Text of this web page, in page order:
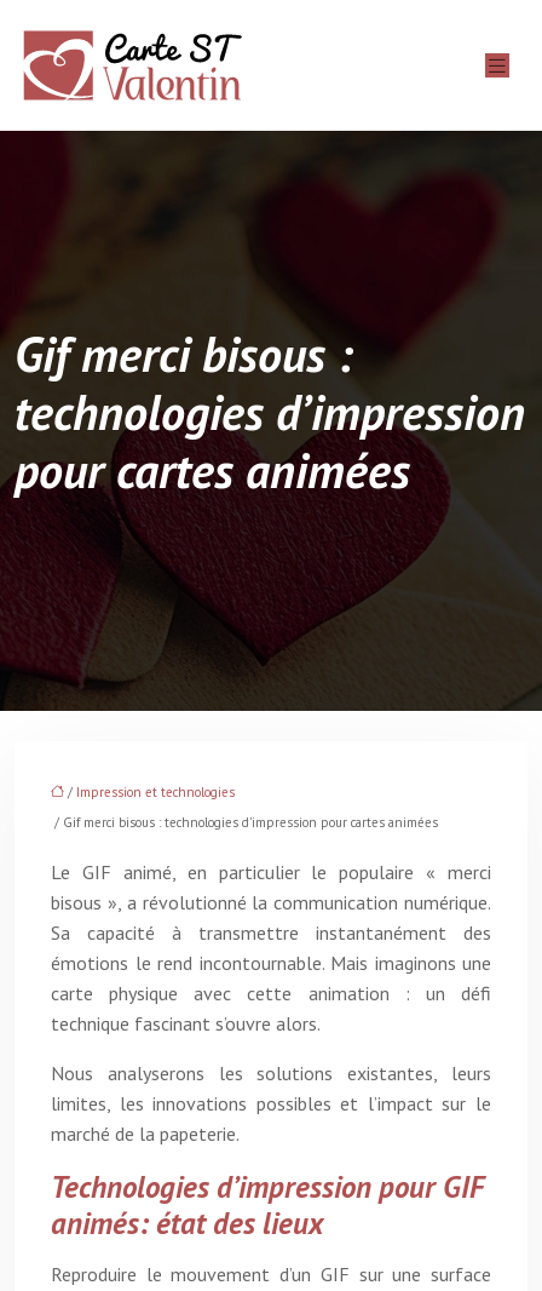
Gif merci bisous :
technologies d’impression
pour cartes animées
/ Impression et technologies
/ Gif merci bisous : technologies d’impression pour cartes animées
Le GIF animé, en particulier le populaire « merci
bisous », a révolutionné la communication numérique.
Sa capacité à transmettre instantanément des
émotions le rend incontournable. Mais imaginons une
carte physique avec cette animation : un défi
technique fascinant s’ouvre alors.
Nous analyserons les solutions existantes, leurs
limites, les innovations possibles et l’impact sur le
marché de la papeterie.
Technologies d’impression pour GIF
animés: état des lieux
Reproduire le mouvement d’un GIF sur une surface